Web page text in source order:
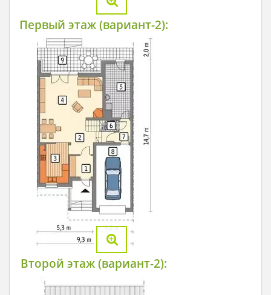
Первый этаж (вариант-2):
Второй этаж (вариант-2):